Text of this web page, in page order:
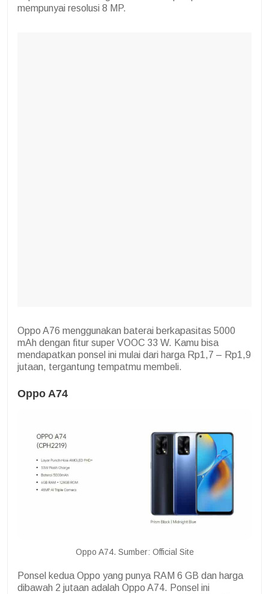
mempunyai resolusi 8 MP.
Oppo A76 menggunakan baterai berkapasitas 5000
mAh dengan fitur super VOOC 33 W. Kamu bisa
mendapatkan ponsel ini mulai dari harga Rp1,7 – Rp1,9
jutaan, tergantung tempatmu membeli.
Oppo A74
Oppo A74. Sumber: Official Site
Ponsel kedua Oppo yang punya RAM 6 GB dan harga
dibawah 2 jutaan adalah Oppo A74. Ponsel ini